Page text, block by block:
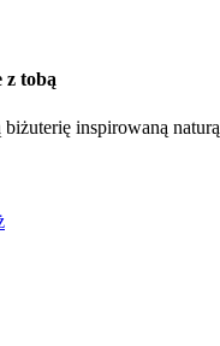
z tobą
biżuterię inspirowaną naturą